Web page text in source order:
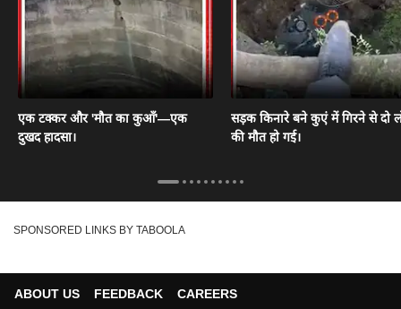
एक टक्कर और 'मौत का कुआँ'—एक
दुखद हादसा।
सड़क किनारे बने कुएं में गिरने से दो
की मौत हो गई।
SPONSORED LINKS BY TABOOLA
ABOUT US FEEDBACK
CAREERS